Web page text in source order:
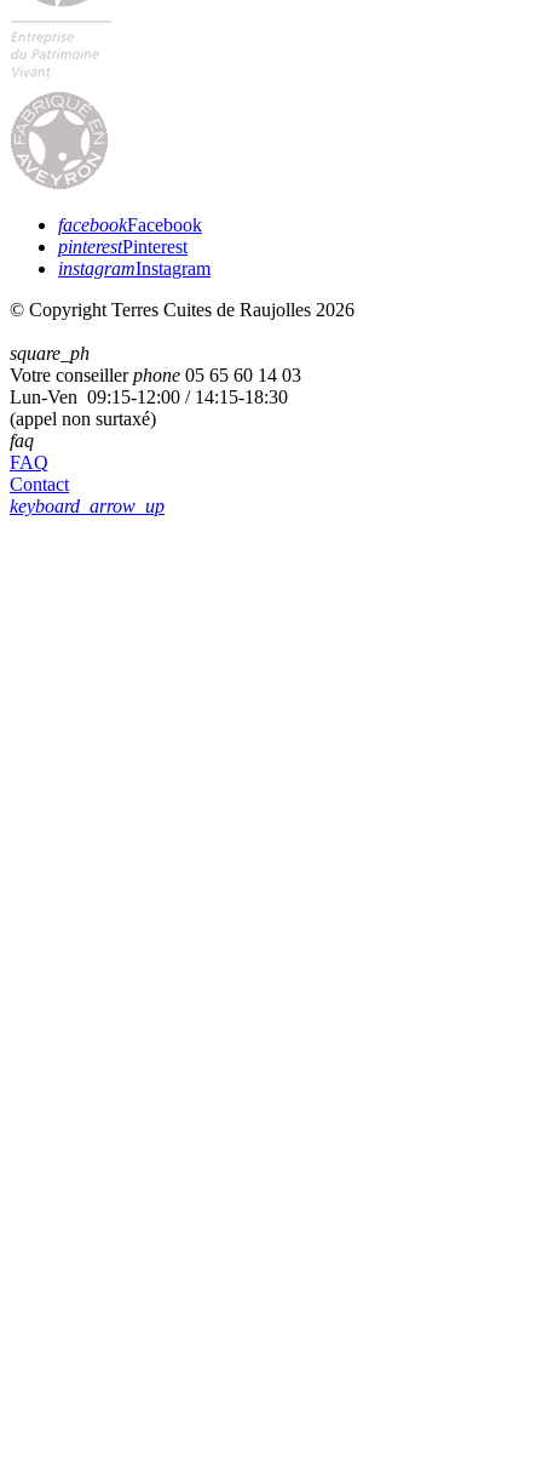
facebookFacebook
pinterestPinterest
instagramInstagram
© Copyright Terres Cuites de Raujolles 2026
square_ph
Votre conseillerphone 05 65 60 14 03
Lun-Ven 09:15-12:00 / 14:15-18:30
(appel non surtaxé)
faq
FAQ
Contact
keyboard_arrow_up